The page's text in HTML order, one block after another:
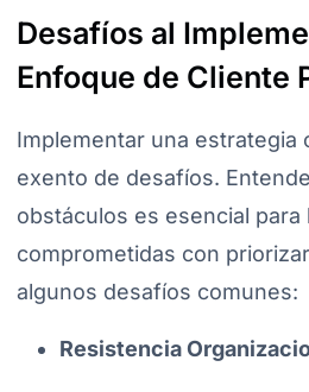
Desafíos al
Enfoque de Cliente
Implementar una estrategia
exento de desafíos.
obstáculos es esencial para
comprometidas con
algunos desafíos comunes:
Resistencia